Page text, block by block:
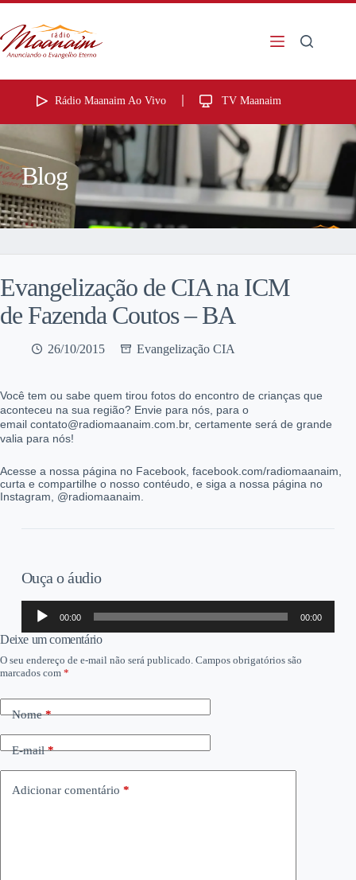
Rádio Maanaim Ao Vivo TV Maanaim
Blog
Evangelização de CIA na ICM
de Fazenda Coutos – BA
26/10/2015 Evangelização CIA
Você tem ou sabe quem tirou fotos do encontro de crianças que
aconteceu na sua região? Envie para nós, para o
email contato@radiomaanaim.com.br, certamente será de grande
valia para nós!
Acesse a nossa página no Facebook, facebook.com/radiomaanaim,
curta e compartilhe o nosso contéudo, e siga a nossa página no
Instagram, @radiomaanaim.
Ouça o áudio
Tocador
áudio
00:00 00:00
Deixe um comentário
O seu endereço de e-mail não será publicado. Campos obrigatórios são
marcados com *
Nome*
E-mail*
Adicionar comentário *